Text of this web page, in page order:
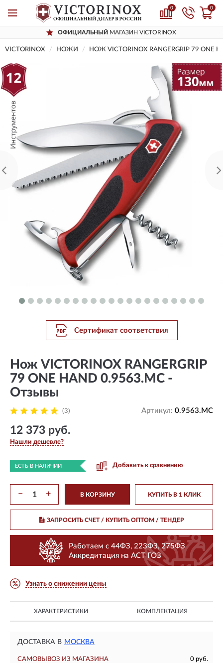
0 0
ОФИЦИАЛЬНЫЙ МАГАЗИН VICTORINOX
VICTORINOX НОЖИ НОЖ VICTORINOX RANGERGRIP 79 ONE
Сертификат соответствия
Нож VICTORINOX RANGERGRIP
79 ONE HAND 0.9563.MC -
Отзывы
(3) Артикул: 0.9563.MC
12 373 руб.
Нашли дешевле?
ЕСТЬ В НАЛИЧИИ Добавить к сравнению
− + В КОРЗИНУ КУПИТЬ В 1 КЛИК
ЗАПРОСИТЬ СЧЕТ / КУПИТЬ ОПТОМ/ ТЕНДЕР
Работаем с 44ФЗ, 223ФЗ, 275ФЗ
Аккредитация на АСТ ГОЗ
Узнать о снижении цены
ХАРАКТЕРИСТИКИ КОМПЛЕКТАЦИЯ
ДОСТАВКА В МОСКВА
САМОВЫВОЗ ИЗ МАГАЗИНА
0 руб.